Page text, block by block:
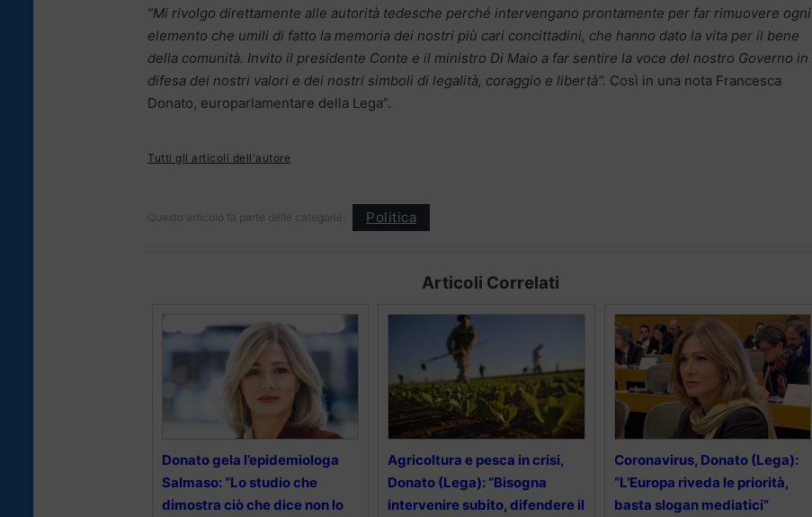
“Mi rivolgo direttamente alle autorità tedesche perché intervengano prontamente per far rimuovere ogni
elemento che umili di fatto la memoria dei nostri più cari concittadini, che hanno dato la vita per il bene
della comunità. Invito il presidente Conte e il ministro Di Maio a far sentire la voce del nostro Governo in
difesa dei nostri valori e dei nostri simboli di legalità, coraggio e libertà”. Così in una nota Francesca
Donato, europarlamentare della Lega”.
Tutti gli articoli dell'autore
Questo articolo fa parte delle categorie: Politica
Articoli Correlati
Donato gela l’epidemiologa
Salmaso: “Lo studio che
dimostra ciò che dice non lo
Agricoltura e pesca in crisi,
Donato (Lega): “Bisogna
intervenire subito, difendere il
Coronavirus, Donato (Lega):
“L’Europa riveda le priorità,
basta slogan mediatici”